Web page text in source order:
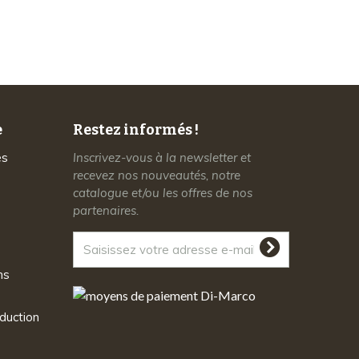
Restez informés !
Inscrivez-vous à la newsletter et
recevez nos nouveautés, notre
catalogue et/ou les offres de nos
partenaires.